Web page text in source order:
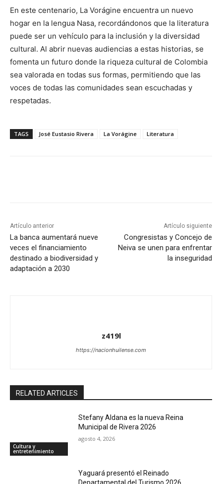
En este centenario, La Vorágine encuentra un nuevo
hogar en la lengua Nasa, recordándonos que la literatura
puede ser un vehículo para la inclusión y la diversidad
cultural. Al abrir nuevas audiencias a estas historias, se
fomenta un futuro donde la riqueza cultural de Colombia
sea valorada en todas sus formas, permitiendo que las
voces de todas las comunidades sean escuchadas y
respetadas.
TAGS José Eustasio Rivera La Vorágine Literatura
Artículo anterior
La banca aumentará nueve
veces el financiamiento
destinado a biodiversidad y
adaptación a 2030
Artículo siguiente
Congresistas y Concejo de
Neiva se unen para enfrentar
la inseguridad
z419l
https://nacionhuilense.com
RELATED ARTICLES
Cultura y
entretenimiento
Stefany Aldana es la nueva Reina
Municipal de Rivera 2026
agosto 4, 2026
Yaguará presentó el Reinado
Departamental del Turismo 2026